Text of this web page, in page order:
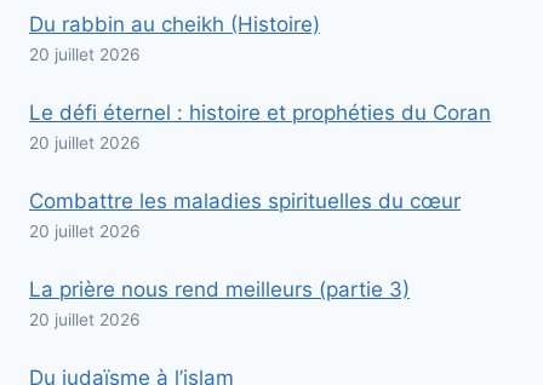
Du rabbin au cheikh (Histoire)
20 juillet 2026
Le défi éternel : histoire et prophéties du Coran
20 juillet 2026
Combattre les maladies spirituelles du cœur
20 juillet 2026
La prière nous rend meilleurs (partie 3)
20 juillet 2026
Du judaïsme à l’islam